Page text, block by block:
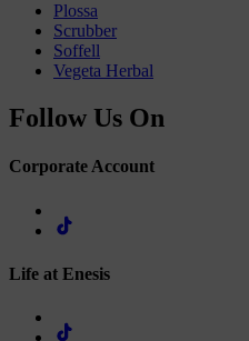
Plossa
Scrubber
Soffell
Vegeta Herbal
Follow Us On
Corporate Account
Life at Enesis